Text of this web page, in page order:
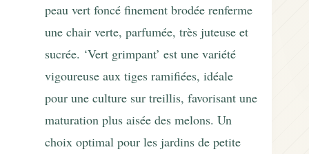
peau vert foncé finement brodée renferme
une chair verte, parfumée, très juteuse et
sucrée. ‘Vert grimpant’ est une variété
vigoureuse aux tiges ramifiées, idéale
pour une culture sur treillis, favorisant une
maturation plus aisée des melons. Un
choix optimal pour les jardins de petite